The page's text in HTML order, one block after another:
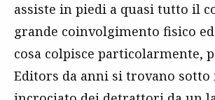
assiste in piedi a quasi tutto il
grande coinvolgimento fisico
cosa colpisce particolarmente,
Editors da anni si trovano sotto